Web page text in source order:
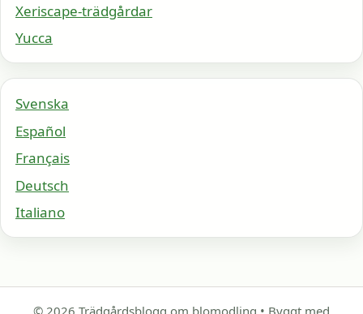
Xeriscape-trädgårdar
Yucca
Svenska
Español
Français
Deutsch
Italiano